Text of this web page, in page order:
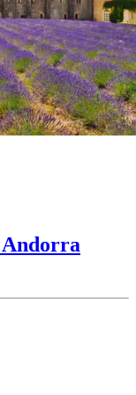
Andorra